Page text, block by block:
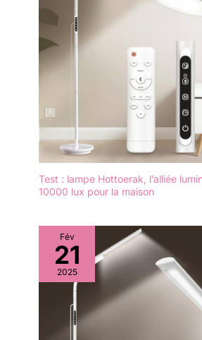
Test : lampe Hottoerak, l’alliée
10000 lux pour la maison
Fév
21
2025